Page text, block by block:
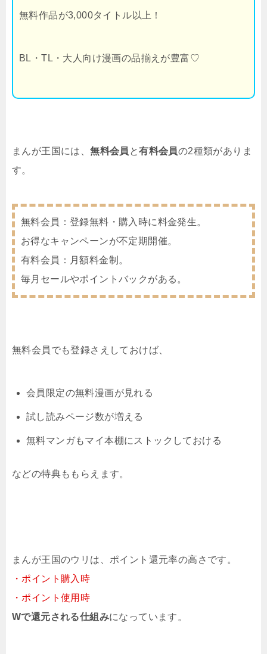
無料作品が3,000タイトル以上！
BL・TL・大人向け漫画の品揃えが豊富♡
まんが王国には、無料会員 と有料会員の2種類がありま
す。
無料会員：登録無料・購入時に料金発生。
お得なキャンペーンが不定期開催。
有料会員：月額料金制。
毎月セールやポイントバックがある。
無料会員でも登録さえしておけば、
会員限定の無料漫画が見れる
試し読みページ数が増える
無料マンガもマイ本棚にストックしておける
などの特典ももらえます。
まんが王国のウリは、ポイント還元率の高さです。
・ポイント購入時
・ポイント使用時
Wで還元される仕組みになっています。